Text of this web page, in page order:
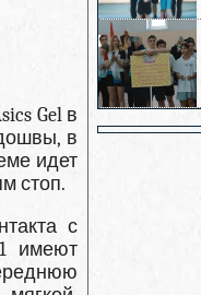
Gel в
в
идет
стоп.
с
имеют